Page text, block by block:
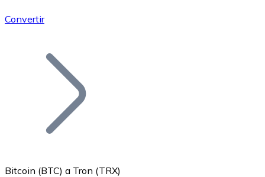
Únete a nuestra red de distribuidores.
Añade tu proyecto a nuestro ecosistema.
Convertir
Bitcoin (BTC) a Tron (TRX)